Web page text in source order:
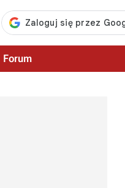
Forum